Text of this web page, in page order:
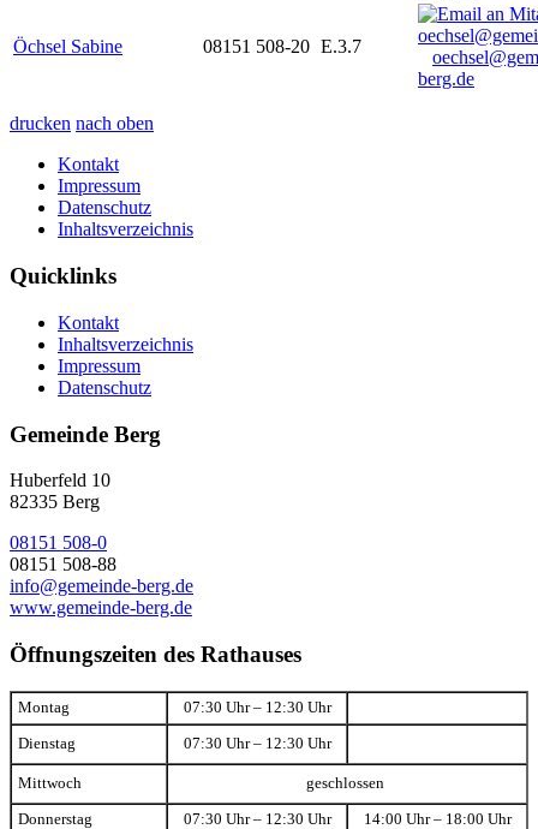
Öchsel Sabine 08151 508-20 E.3.7
berg.de
drucken nach oben
Kontakt
Impressum
Datenschutz
Inhaltsverzeichnis
Quicklinks
Kontakt
Inhaltsverzeichnis
Impressum
Datenschutz
Gemeinde Berg
Huberfeld 10
82335 Berg
08151 508-0
08151 508-88
info@gemeinde-berg.de
www.gemeinde-berg.de
Öffnungszeiten des Rathauses
Montag 07:30 Uhr – 12:30 Uhr
Dienstag 07:30 Uhr – 12:30 Uhr
Mittwoch geschlossen
Donnerstag 07:30 Uhr – 12:30 Uhr 14:00 Uhr – 18:00 Uhr